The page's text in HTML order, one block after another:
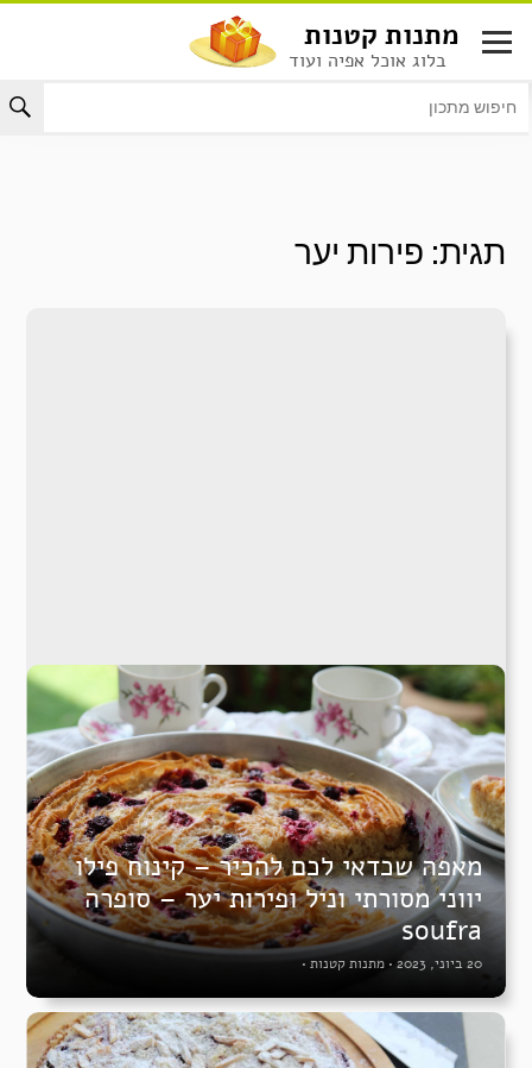
לתוכן
מתנות קטנות
בלוג אוכל אפיה ועוד
תגית: פירות יער
מאפה שכדאי לכם להכיר – קינוח פילו
יווני מסורתי וניל ופירות יער – סופרה
soufra
20 ביוני, 2023 • מתנות קטנות •